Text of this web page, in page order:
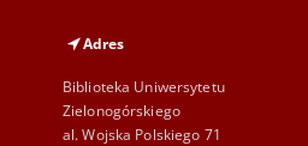
Adres
Biblioteka Uniwersytetu
Zielonogórskiego
al. Wojska Polskiego 71